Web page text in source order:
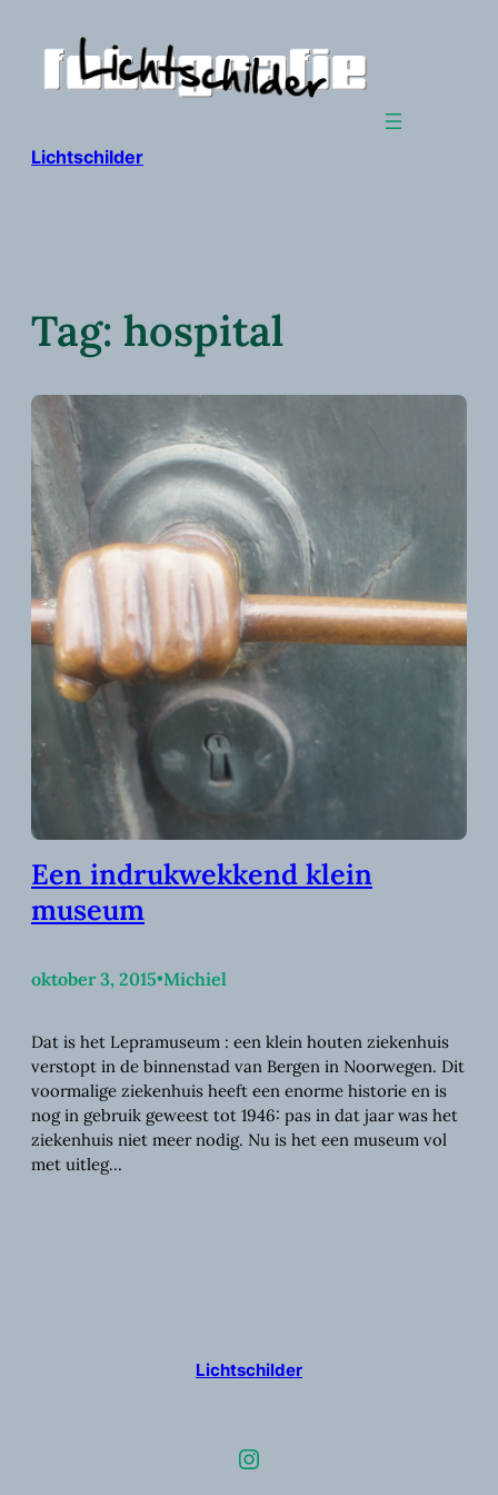
inhoud
Lichtschilder
Tag: hospital
Een indrukwekkend klein
museum
oktober 3, 2015•Michiel
Dat is het Lepramuseum : een klein houten ziekenhuis
verstopt in de binnenstad van Bergen in Noorwegen. Dit
voormalige ziekenhuis heeft een enorme historie en is
nog in gebruik geweest tot 1946: pas in dat jaar was het
ziekenhuis niet meer nodig. Nu is het een museum vol
met uitleg…
Lichtschilder
Instagram